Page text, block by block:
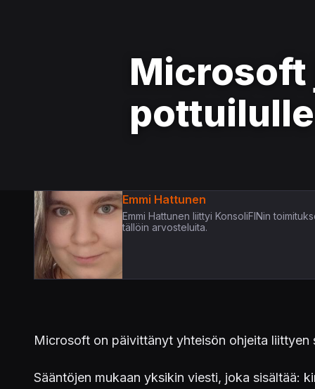
Microsoft
pottuilulle
Emmi Hattunen
Emmi Hattunen liittyi KonsoliFINin
tällöin arvosteluita.
Microsoft on päivittänyt yhteisön ohjeita liittyen
Sääntöjen mukaan yksikin viesti, joka sisältää: